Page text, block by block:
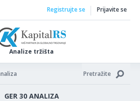
Analize tržišta
Registrujte se Prijavite se
Pretražite
GER 30 ANALIZA